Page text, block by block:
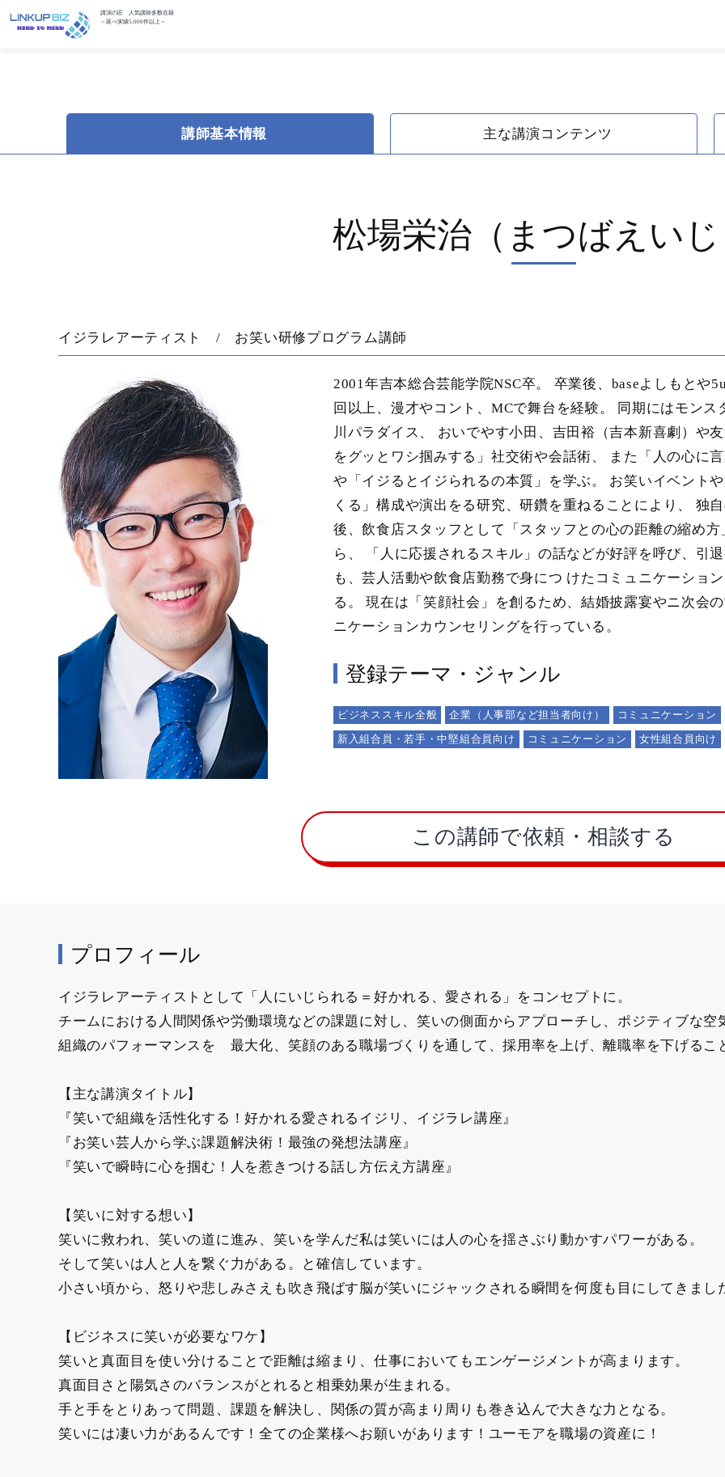
講演の匠 人気講師多数在籍
～延べ実績5,000件以上～
講師基本情報 主な講演コンテンツ
松場栄治（まつばえい
イジラレアーティスト / お笑い研修プログラム講師
2001年吉本総合芸能学院NSC卒。 卒業後、baseよしもとや
回以上、漫才やコント、MCで舞台を経験。 同期にはモン
川パラダイス、 おいでやす小田、吉田裕（吉本新喜劇）や
をグッとワシ掴みする」社交術や会話術、 また「人の心に
や「イジるとイジられるの本質」を学ぶ。 お笑いイベント
くる」構成や演出をる研究、研鑽を重ねることにより、 独
後、飲食店スタッフとして「スタッフとの心の距離の縮め
ら、 「人に応援されるスキル」の話などが好評を呼び、引
も、芸人活動や飲食店勤務で身につ けたコミュニケーショ
る。 現在は「笑顔社会」を創るため、結婚披露宴やニ次会
ニケーションカウンセリングを行っている。
登録テーマ・ジャンル
ビジネススキル全般 企業（人事部など担当者向け）
コミュニケーション
新入組合員・若手・中堅組合員向け
コミュニケーション 女性組合員向け
この講師で依頼・相談する
プロフィール
イジラレアーティストとして「人にいじられる＝好かれる、愛される」をコンセプトに。
チームにおける人間関係や労働環境などの課題に対し、笑いの側面からアプローチし、ポジティブな空
組織のパフォーマンスを 最大化、笑顔のある職場づくりを通して、採用率を上げ、離職率を下げるこ
【主な講演タイトル】
『笑いで組織を活性化する！好かれる愛されるイジリ、イジラレ講座』
『お笑い芸人から学ぶ課題解決術！最強の発想法講座』
『笑いで瞬時に心を掴む！人を惹きつける話し方伝え方講座』
【笑いに対する想い】
笑いに救われ、笑いの道に進み、笑いを学んだ私は笑いには人の心を揺さぶり動かすパワーがある。
そして笑いは人と人を繋ぐ力がある。と確信しています。
小さい頃から、怒りや悲しみさえも吹き飛ばす脳が笑いにジャックされる瞬間を何度も目にしてきまし
【ビジネスに笑いが必要なワケ】
笑いと真面目を使い分けることで距離は縮まり、仕事においてもエンゲージメントが高まります。
真面目さと陽気さのバランスがとれると相乗効果が生まれる。
手と手をとりあって問題、課題を解決し、関係の質が高まり周りも巻き込んで大きな力となる。
笑いには凄い力があるんです！全ての企業様へお願いがあります！ユーモアを職場の資産に！